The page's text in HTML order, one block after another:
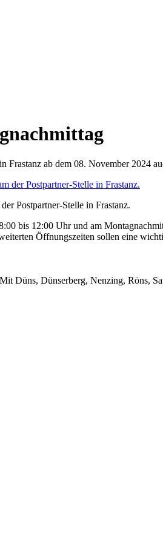
Frastanz ab dem 08. November 2024
Postpartner-Stelle in Frastanz.
bis 12:00 Uhr und am
Öffnungszeiten sollen eine
Düns, Dünserberg, Nenzing, Röns,